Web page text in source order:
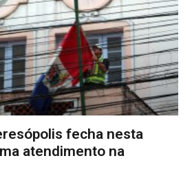
fecha nesta
atendimento na